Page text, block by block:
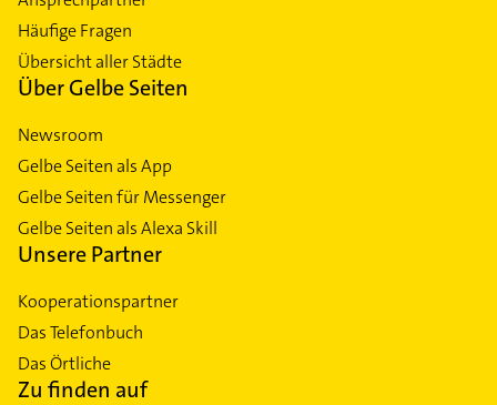
Häufige Fragen
Übersicht aller Städte
Über Gelbe Seiten
Newsroom
Gelbe Seiten als App
Gelbe Seiten für Messenger
Gelbe Seiten als Alexa Skill
Unsere Partner
Kooperationspartner
Das Telefonbuch
Das Örtliche
Zu finden auf